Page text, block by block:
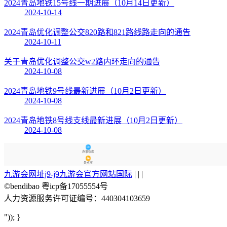
2024青岛地铁15号线一期进展（10月14日更新）
2024-10-14
2024青岛优化调整公交820路和821路线路走向的通告
2024-10-11
关于青岛优化调整公交w2路内环走向的通告
2024-10-08
2024青岛地铁9号线最新进展（10月2日更新）
2024-10-08
2024青岛地铁8号线支线最新进展（10月2日更新）
2024-10-08
办事指南
景点宝
九游会网址j9-j9九游会官方网站国际 | | |
©bendibao 粤icp备17055554号
人力资源服务许可证编号：440304103659
")); }